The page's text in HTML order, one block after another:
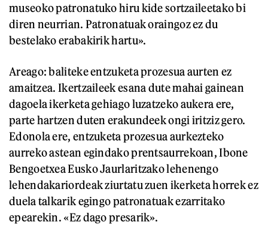
museoko patronatuko hiru kide sortzaileetako bi
diren neurrian. Patronatuak oraingoz ez du
bestelako erabakirik hartu».
Areago: baliteke entzuketa prozesua aurten ez
amaitzea. Ikertzaileek esana dute mahai gainean
dagoela ikerketa gehiago luzatzeko aukera ere,
parte hartzen duten erakundeek ongi iritziz gero.
Edonola ere, entzuketa prozesua aurkezteko
aurreko astean egindako prentsaurrekoan, Ibone
Bengoetxea Eusko Jaurlaritzako lehenengo
lehendakariordeak ziurtatu zuen ikerketa horrek ez
duela talkarik egingo patronatuak ezarritako
epearekin. «Ez dago presarik».